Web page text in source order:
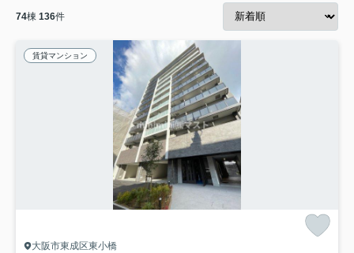
74棟 136件
賃貸マンション
大阪市東成区東小橋